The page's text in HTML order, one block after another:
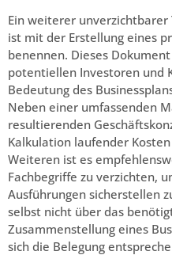
Ein weiterer
ist mit der Erstellung eines
benennen. Dieses
potentiellen Investoren und
Bedeutung des
Neben einer umfassenden
resultierenden
Kalkulation laufender
Weiteren ist es
Fachbegriffe zu verzichten,
Ausführungen sicherstellen
selbst nicht über das
Zusammenstellung eines
sich die Belegung